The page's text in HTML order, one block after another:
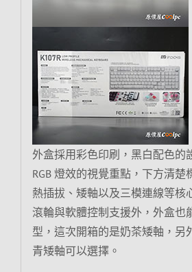
外盒採用彩色印刷，黑白配色的
RGB 燈效的視覺重點，下方清楚
熱插拔、矮軸以及三模連線等核
滾輪與軟體控制支援外，外盒也
型，這次開箱的是奶茶矮軸，另
青矮軸可以選擇。